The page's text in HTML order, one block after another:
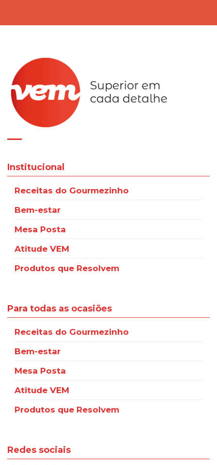
Institucional
Receitas do Gourmezinho
Bem-estar
Mesa Posta
Atitude VEM
Produtos que Resolvem
Para todas as ocasiões
Receitas do Gourmezinho
Bem-estar
Mesa Posta
Atitude VEM
Produtos que Resolvem
Redes sociais